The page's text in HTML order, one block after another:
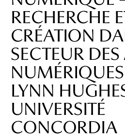
RECHERCHE
CRÉATION
SECTEUR DES
LYNN
UNIVERSITÉ
CONCORDIA